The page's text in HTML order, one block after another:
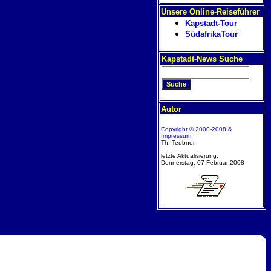
Unsere Online-Reiseführer
Kapstadt-Tour
SüdafrikaTour
Kapstadt-News Suche
Autor
Copyright © 2000-2008 &
Impressum
Th. Teubner
letzte Aktualisierung:
Donnerstag, 07 Februar 2008